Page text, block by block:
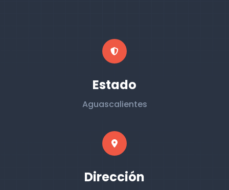
Estado
Aguascalientes
Dirección